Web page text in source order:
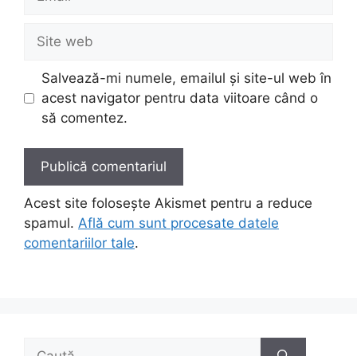
web
Salvează-mi numele, emailul și site-ul web în
acest navigator pentru data viitoare când o
să comentez.
Acest site folosește Akismet pentru a reduce
spamul. Află cum sunt procesate datele
comentariilor tale.